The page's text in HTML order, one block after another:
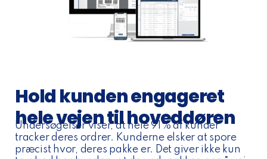
Hold kunden engageret
hele vejen til hoveddøren
Undersøgelser viser, at hele 91% af kunder
tracker deres ordrer. Kunderne elsker at spore
præcist hvor, deres pakke er. Det giver ikke kun